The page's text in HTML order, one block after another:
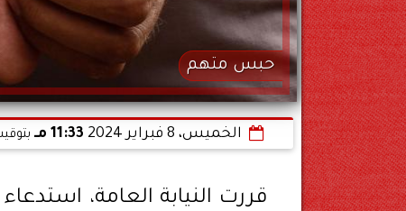
حبس متهم
الخميس، 8 فبراير 2024 11:33 مـ
قررت النيابة العامة،